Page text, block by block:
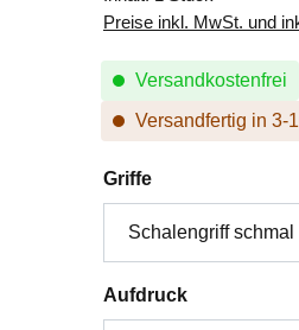
Preise inkl. MwSt. und
Versandkostenfrei
Versandfertig in 3-
Griffeauswählen
Aufdruckauswählen